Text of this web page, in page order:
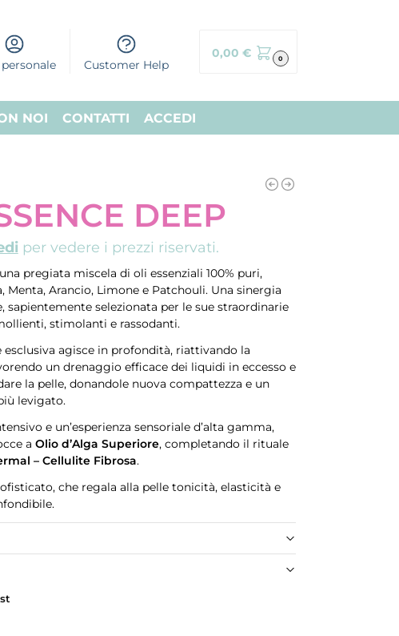
Customer Help
0,00 € 0
NOI CONTATTI ACCEDI
DEEP
per vedere i prezzi riservati.
pregiata miscela di oli essenziali 100% puri,
Menta, Arancio, Limone e Patchouli. Una sinergia
sapientemente selezionata per le sue straordinarie
stimolanti e rassodanti.
esclusiva agisce in profondità, riattivando la
un drenaggio efficace dei liquidi in eccesso e
la pelle, donandole nuova compattezza e un
levigato.
e un’esperienza sensoriale d’alta gamma,
a Olio d’Alga Superiore, completando il rituale
– Cellulite Fibrosa.
che regala alla pelle tonicità, elasticità e